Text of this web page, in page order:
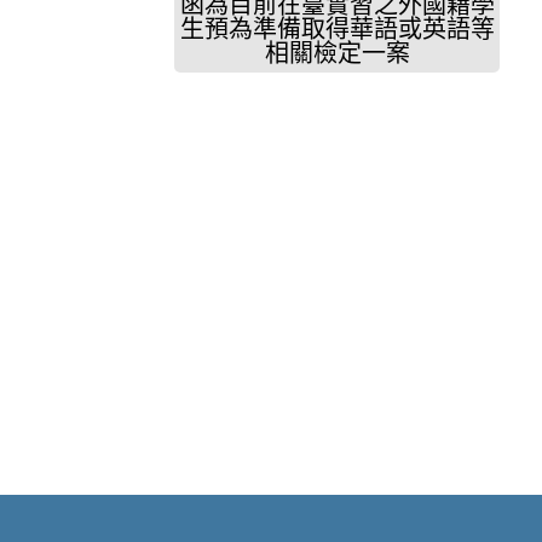
生預為準備取得華語或英語等
相關檢定一案